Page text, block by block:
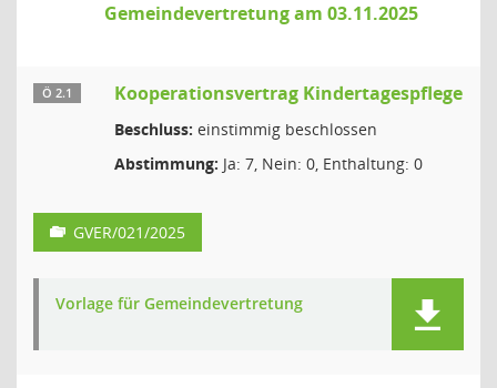
Gemeindevertretung am 03.11.2025
Ö 2.1 Kooperationsvertrag Kindertagespflege
Beschluss: einstimmig beschlossen
Abstimmung: Ja: 7, Nein: 0, Enthaltung: 0
GVER/021/2025
Vorlage für Gemeindevertretung